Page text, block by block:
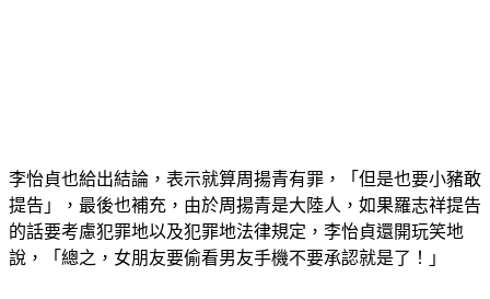
提告」，最後也補充，由於周揚青是大陸人，如果羅志祥提告
的話要考慮犯罪地以及犯罪地法律規定，李怡貞還開玩笑地
說，「總之，女朋友要偷看男友手機不要承認就是了！」